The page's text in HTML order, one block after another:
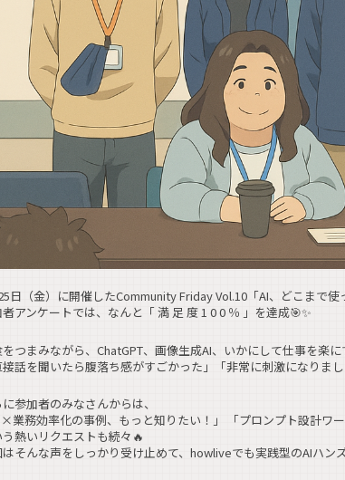
日（金）に開催したCommunity Friday Vol.10「AI、どこまで使
アンケートでは、なんと「 満 足 度 1 0 0 ％ 」を達成🎯✨
つまみながら、ChatGPT、画像生成AI、いかにして仕事を楽
接話を聞いたら腹落ち感がすごかった」「非常に刺激になりま
参加者のみなさんからは、
業務効率化の事例、もっと知りたい！」 「プロンプト設計ワ
う熱いリクエストも続々🔥
そんな声をしっかり受け止めて、howliveでも実践型のAIハ